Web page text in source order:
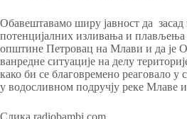
Обавештавамо ширу јавност да
потенцијалних изливања и плављења
општине Петровац на Млави и да је
ванредне ситуације на делу
како би се благовремено реаговало у
у водосливном подручју реке Млаве
Слика radiobambi.com